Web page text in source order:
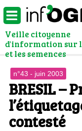
Veille citoyenne
d'information sur
et les semences
n°43 - juin 2003
BRESIL –
contesté